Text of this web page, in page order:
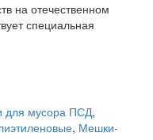
на отечественном
специальная
для мусора ПСД,
, Мешки-